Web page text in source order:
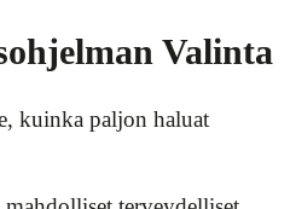
Valinta
kuinka paljon haluat